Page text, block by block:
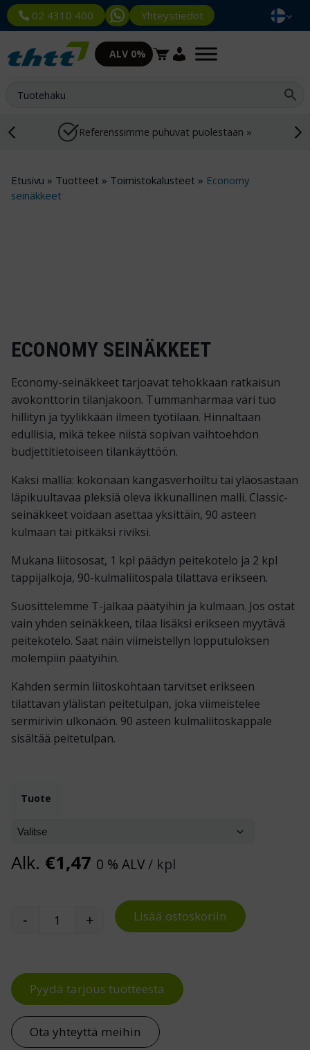
02 4310 400 Yhteystiedot
ALV 0%
Referenssimme puhuvat puolestaan »
Etusivu » Tuotteet » Toimistokalusteet » Economy
seinäkkeet
ECONOMY SEINÄKKEET
Economy-seinäkkeet tarjoavat tehokkaan ratkaisun
avokonttorin tilanjakoon. Tummanharmaa väri tuo
hillityn ja tyylikkään ilmeen työtilaan. Hinnaltaan
edullisia, mikä tekee niistä sopivan vaihtoehdon
budjettitietoiseen tilankäyttöön.
Kaksi mallia: kokonaan kangasverhoiltu tai yläosastaan
läpikuultavaa pleksiä oleva ikkunallinen malli. Classic-
seinäkkeet voidaan asettaa yksittäin, 90 asteen
kulmaan tai pitkäksi riviksi.
Mukana liitososat, 1 kpl päädyn peitekotelo ja 2 kpl
tappijalkoja, 90-kulmaliitospala tilattava erikseen.
Suosittelemme T-jalkaa päätyihin ja kulmaan. Jos ostat
vain yhden seinäkkeen, tilaa lisäksi erikseen myytävä
peitekotelo. Saat näin viimeistellyn lopputuloksen
molempiin päätyihin.
Kahden sermin liitoskohtaan tarvitset erikseen
tilattavan ylälistan peitetulpan, joka viimeistelee
sermirivin ulkonäön. 90 asteen kulmaliitoskappale
sisältää peitetulpan.
Tuote
Alk. €1,47 0 % ALV/ kpl
Economy seinäkkeet määrä
- + Lisää ostoskoriin
Pyydä tarjous tuotteesta
Ota yhteyttä meihin